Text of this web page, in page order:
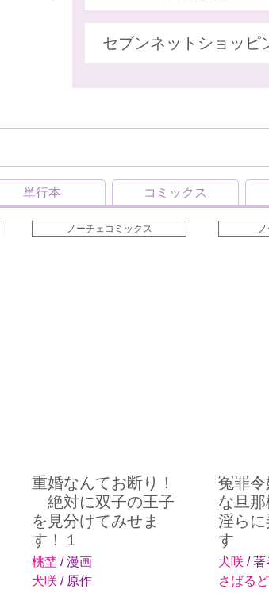
セブンネットショッピ
単行本 コミックス
ノーチェコミックス
重婚なんてお断り！
絶対に双子の王子
を見分けてみせま
す！１
桃埜 / 漫画
犬咲 / 原作
冤罪
な旦
淫らに
す
犬咲 / 著
さばる